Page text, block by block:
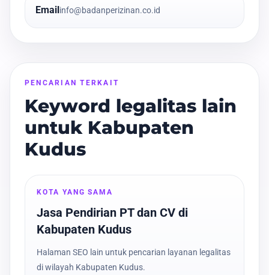
Email info@badanperizinan.co.id
PENCARIAN TERKAIT
Keyword legalitas lain
untuk Kabupaten
Kudus
KOTA YANG SAMA
Jasa Pendirian PT dan CV di
Kabupaten Kudus
Halaman SEO lain untuk pencarian layanan legalitas
di wilayah Kabupaten Kudus.